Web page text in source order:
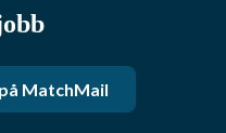
MatchMail